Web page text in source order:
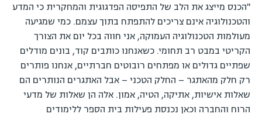
"הכנס מייצג את הלב של התפיסה הפדגוגית והמחקרית כי המדע
והטכנולוגיה אינם צריכים להתפתח בתוך עצמם. כמי שמגיעה
מעולמות הטכנולוגיה העמוקה, אני חווה בכל יום את הצורך
הקריטי במבט רב תחומי. כשאנחנו כותבים קוד, בונים מודלים
שפתיים גדולים או מפתחים רובוטים חברתיים, אנחנו פותרים
רק חלק מהאתגר – החלק הטכני – אבל האתגרים הנותרים הם
שאלות אישיות, אתיקה, הטיה, אמון. אלה הן שאלות של מדעי
הרוח והחברה וכאן נכנסת פעילות בית הספר ללימודים